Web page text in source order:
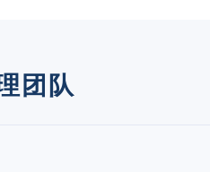
团队